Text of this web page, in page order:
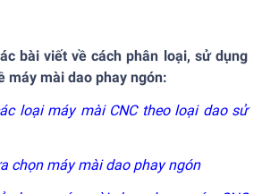
bài viết về cách phân loại, sử dụng
máy mài dao phay ngón:
loại máy mài CNC theo loại dao sử
chọn máy mài dao phay ngón